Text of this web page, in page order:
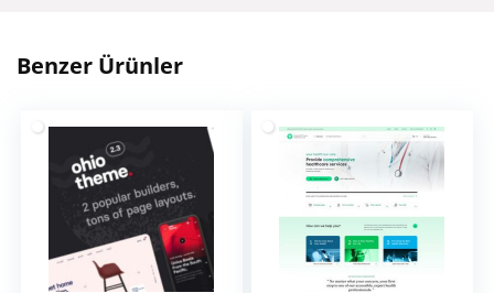
Benzer Ürünler